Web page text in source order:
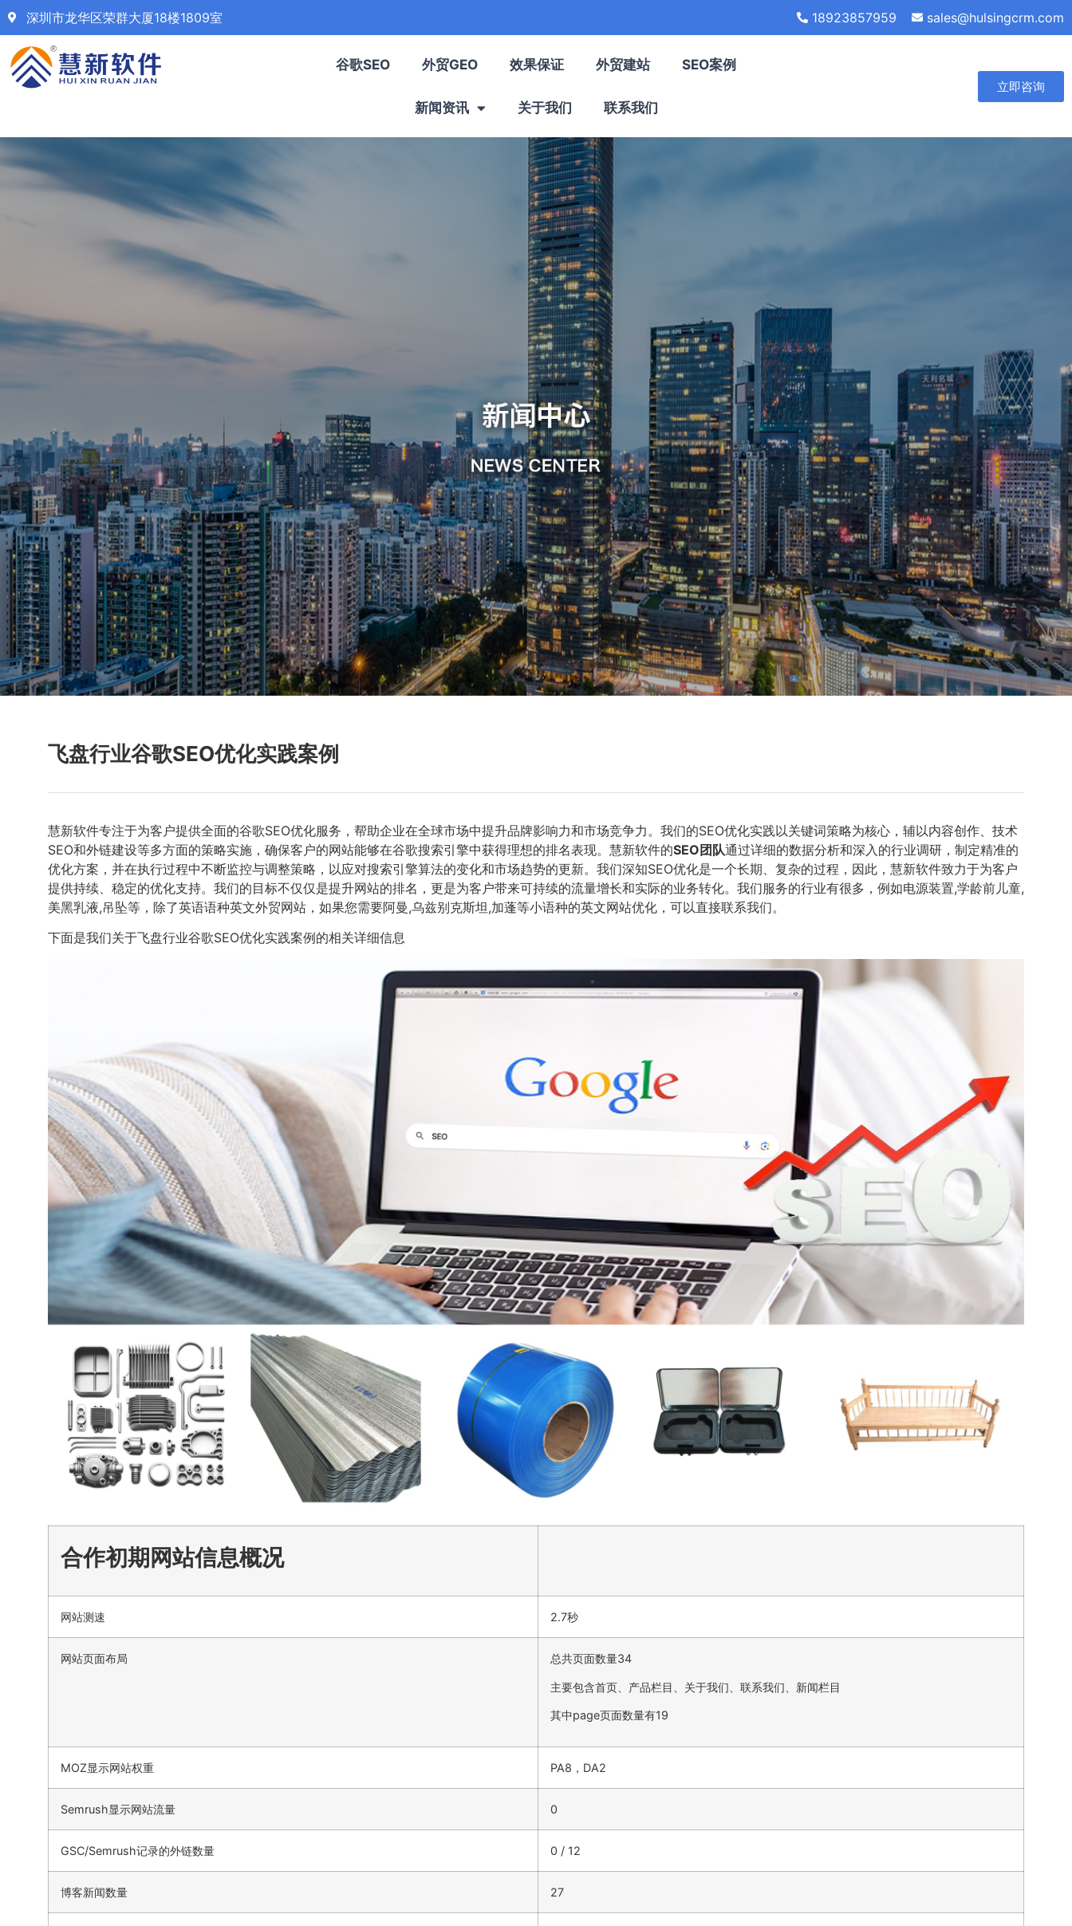
深圳市龙华区荣群大厦18楼1809室 18923857959 sales@hulsingcrm.com
谷歌SEO 外贸GEO 效果保证 外贸建站 SEO案例
新闻资讯 关于我们 联系我们
立即咨询
飞盘行业谷歌SEO优化实践案例
慧新软件专注于为客户提供全面的谷歌SEO优化服务，帮助企业在全球市场中提升品牌影响力和市场竞争力。我们的SEO优化实践以关键词策略为核心，辅以内容创作、技术
SEO和外链建设等多方面的策略实施，确保客户的网站能够在谷歌搜索引擎中获得理想的排名表现。慧新软件的SEO团队通过详细的数据分析和深入的行业调研，制定精准的
优化方案，并在执行过程中不断监控与调整策略，以应对搜索引擎算法的变化和市场趋势的更新。我们深知SEO优化是一个长期、复杂的过程，因此，慧新软件致力于为客户
提供持续、稳定的优化支持。我们的目标不仅仅是提升网站的排名，更是为客户带来可持续的流量增长和实际的业务转化。我们服务的行业有很多，例如电源装置,学龄前儿童,
美黑乳液,吊坠等，除了英语语种英文外贸网站，如果您需要阿曼,乌兹别克斯坦,加蓬等小语种的英文网站优化，可以直接联系我们。
下面是我们关于飞盘行业谷歌SEO优化实践案例的相关详细信息
合作初期网站信息概况
网站测速 2.7秒
网站页面布局 总共页面数量34
主要包含首页、产品栏目、关于我们、联系我们、新闻栏目
其中page页面数量有19
MOZ显示网站权重 PA8，DA2
Semrush显示网站流量 0
GSC/Semrush记录的外链数量 0 / 12
博客新闻数量 27